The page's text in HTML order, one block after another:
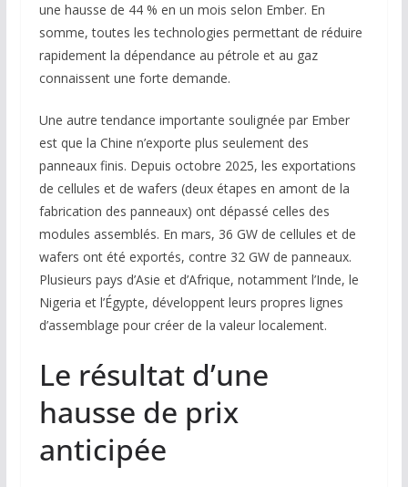
une hausse de 44 % en un mois selon Ember. En
somme, toutes les technologies permettant de réduire
rapidement la dépendance au pétrole et au gaz
connaissent une forte demande.
Une autre tendance importante soulignée par Ember
est que la Chine n’exporte plus seulement des
panneaux finis. Depuis octobre 2025, les exportations
de cellules et de wafers (deux étapes en amont de la
fabrication des panneaux) ont dépassé celles des
modules assemblés. En mars, 36 GW de cellules et de
wafers ont été exportés, contre 32 GW de panneaux.
Plusieurs pays d’Asie et d’Afrique, notamment l’Inde, le
Nigeria et l’Égypte, développent leurs propres lignes
d’assemblage pour créer de la valeur localement.
Le résultat d’une
hausse de prix
anticipée